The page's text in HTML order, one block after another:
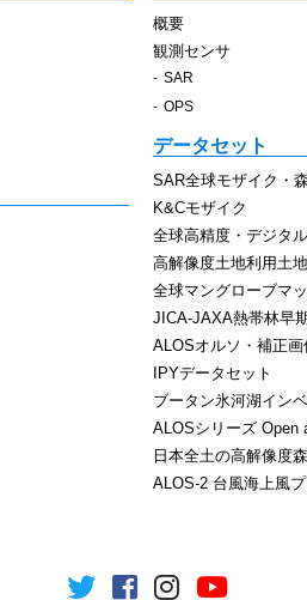
概要
観測センサ
SAR
OPS
データセット
SAR全球モザイク・
K&Cモザイク
全球高精度・デジタ
高解像度土地利用土
全球マングローブマ
JICA-JAXA熱帯林早
ALOSオルソ・補正画
IPYデータセット
ブータン氷河湖イン
ALOSシリーズ Open
日本全土の高解像度
ALOS-2 台風海上風